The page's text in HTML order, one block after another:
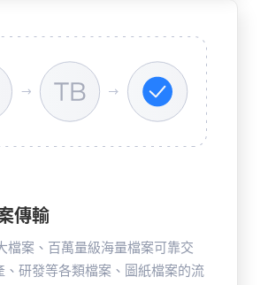
傳輸
檔案、百萬量級海量檔案可靠交
、研發等各類檔案、圖紙檔案的流